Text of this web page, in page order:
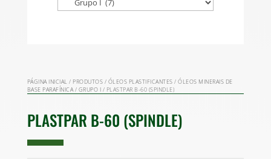
PÁGINA INICIAL / PRODUTOS / ÓLEOS PLASTIFICANTES /ÓLEOS MINERAIS DE
BASE PARAFÍNICA/ GRUPO I / PLASTPAR B-60 (SPINDLE)
PLASTPAR B-60 (SPINDLE)